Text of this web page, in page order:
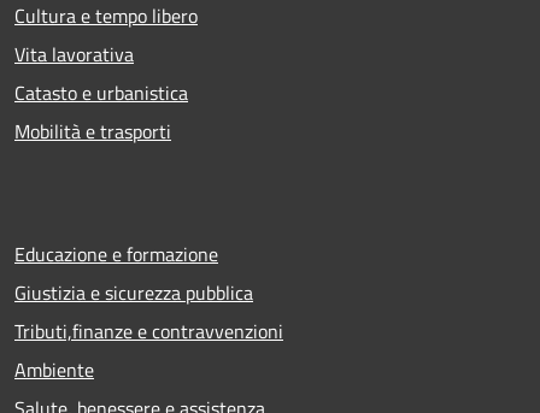
Cultura e tempo libero
Vita lavorativa
Catasto e urbanistica
Mobilità e trasporti
Educazione e formazione
Giustizia e sicurezza pubblica
Tributi,finanze e contravvenzioni
Ambiente